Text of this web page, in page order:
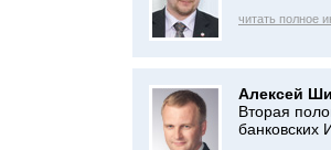
читать полное
Алексей
Вторая
банковских